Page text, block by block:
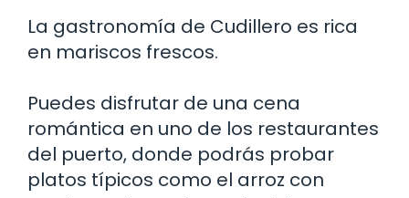
La gastronomía de Cudillero es rica
en mariscos frescos.
Puedes disfrutar de una cena
romántica en uno de los restaurantes
del puerto, donde podrás probar
platos típicos como el arroz con